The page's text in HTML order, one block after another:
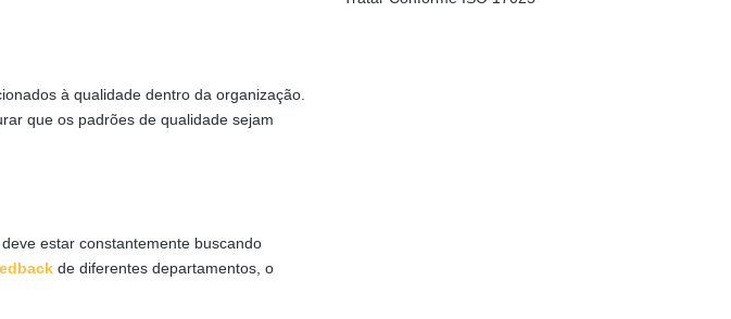
à qualidade dentro da organização.
que os padrões de qualidade sejam
estar constantemente buscando
de diferentes departamentos, o